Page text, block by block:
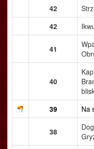
42
42
41
40
39
Na
38